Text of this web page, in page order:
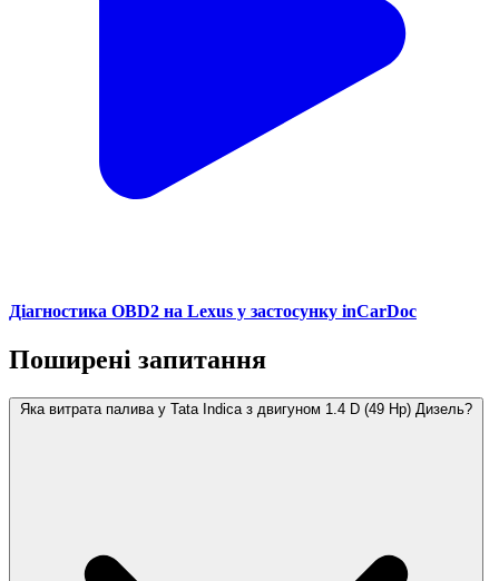
Діагностика OBD2 на Lexus у застосунку inCarDoc
Поширені запитання
Яка витрата палива у Tata Indica з двигуном 1.4 D (49 Hp) Дизель?